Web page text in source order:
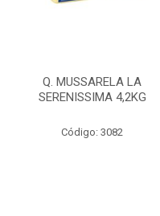
Q. MUSSARELA LA
SERENISSIMA 4,2KG
Código: 3082